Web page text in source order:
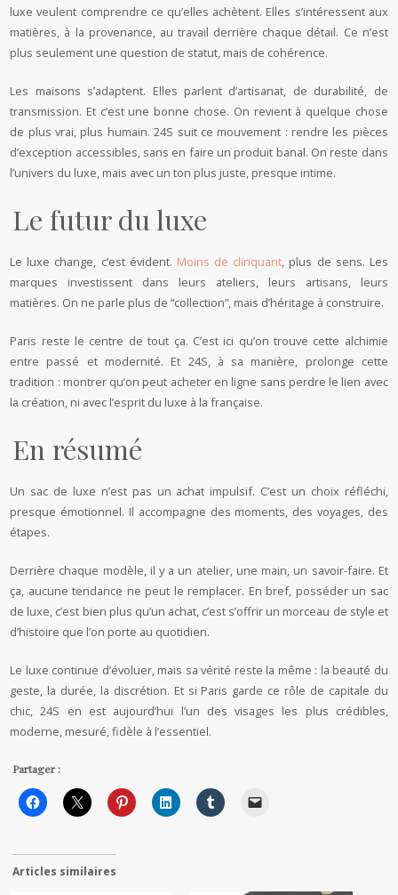
luxe veulent comprendre ce qu’elles achètent. Elles s’intéressent aux
matières, à la provenance, au travail derrière chaque détail. Ce n’est
plus seulement une question de statut, mais de cohérence.
Les maisons s’adaptent. Elles parlent d’artisanat, de durabilité, de
transmission. Et c’est une bonne chose. On revient à quelque chose
de plus vrai, plus humain. 24S suit ce mouvement : rendre les pièces
d’exception accessibles, sans en faire un produit banal. On reste dans
l’univers du luxe, mais avec un ton plus juste, presque intime.
Le futur du luxe
Le luxe change, c’est évident. Moins de clinquant, plus de sens. Les
marques investissent dans leurs ateliers, leurs artisans, leurs
matières. On ne parle plus de “collection”, mais d’héritage à construire.
Paris reste le centre de tout ça. C’est ici qu’on trouve cette alchimie
entre passé et modernité. Et 24S, à sa manière, prolonge cette
tradition : montrer qu’on peut acheter en ligne sans perdre le lien avec
la création, ni avec l’esprit du luxe à la française.
En résumé
Un sac de luxe n’est pas un achat impulsif. C’est un choix réfléchi,
presque émotionnel. Il accompagne des moments, des voyages, des
étapes.
Derrière chaque modèle, il y a un atelier, une main, un savoir-faire. Et
ça, aucune tendance ne peut le remplacer. En bref, posséder un sac
de luxe, c’est bien plus qu’un achat, c’est s’offrir un morceau de style et
d’histoire que l’on porte au quotidien.
Le luxe continue d’évoluer, mais sa vérité reste la même : la beauté du
geste, la durée, la discrétion. Et si Paris garde ce rôle de capitale du
chic, 24S en est aujourd’hui l’un des visages les plus crédibles,
moderne, mesuré, fidèle à l’essentiel.
Partager :
Articles similaires